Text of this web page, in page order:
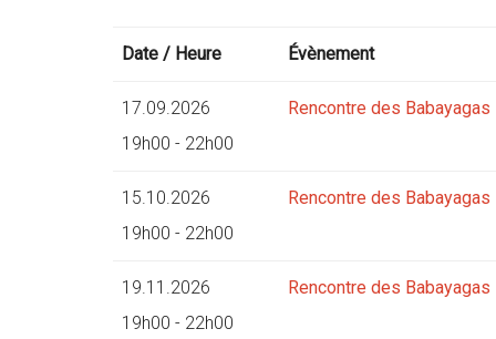
Date / Heure Évènement
17.09.2026
19h00 - 22h00
Rencontre des Babayagas
15.10.2026
19h00 - 22h00
Rencontre des Babayagas
19.11.2026
19h00 - 22h00
Rencontre des Babayagas